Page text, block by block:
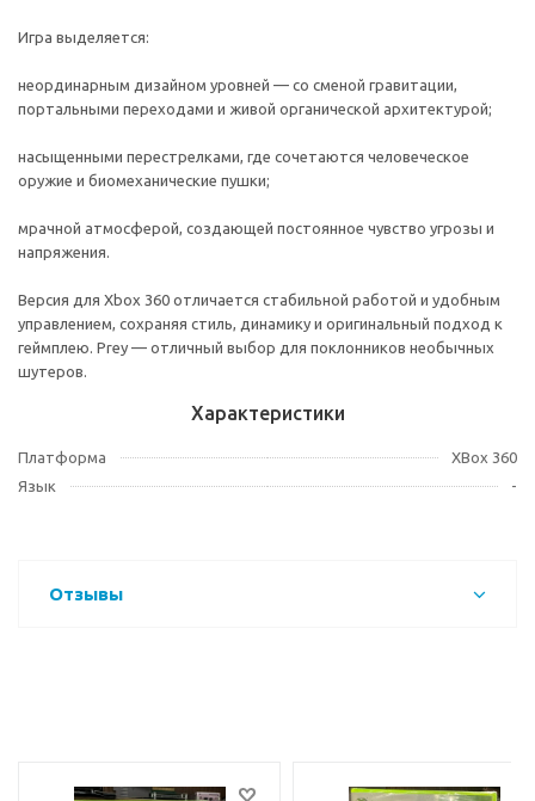
Игра выделяется:
неординарным дизайном уровней — со сменой гравитации,
портальными переходами и живой органической архитектурой;
насыщенными перестрелками, где сочетаются человеческое
оружие и биомеханические пушки;
мрачной атмосферой, создающей постоянное чувство угрозы и
напряжения.
Версия для Xbox 360 отличается стабильной работой и удобным
управлением, сохраняя стиль, динамику и оригинальный подход к
геймплею. Prey — отличный выбор для поклонников необычных
шутеров.
Характеристики
Платформа
XBox 360
Язык
-
Отзывы